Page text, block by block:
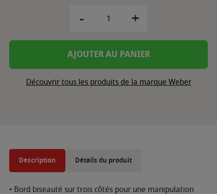
- +
AJOUTER AU PANIER
Découvrir tous les produits de la marque Weber
Description Détails du produit
• Bord biseauté sur trois côtés pour une manipulation